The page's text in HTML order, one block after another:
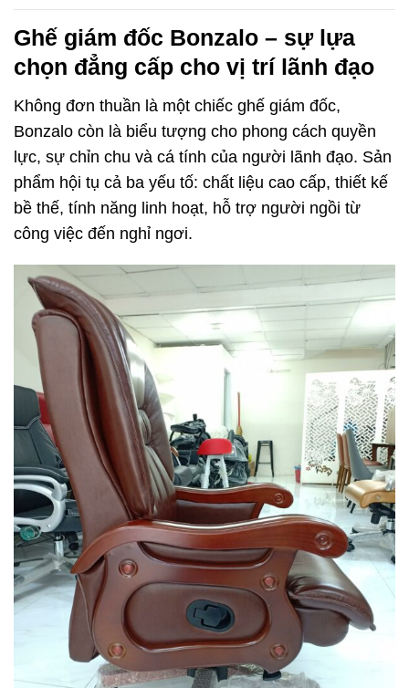
Ghế giám đốc Bonzalo – sự lựa
chọn đẳng cấp cho vị trí lãnh đạo
Không đơn thuần là một chiếc ghế giám đốc,
Bonzalo còn là biểu tượng cho phong cách quyền
lực, sự chỉn chu và cá tính của người lãnh đạo. Sản
phẩm hội tụ cả ba yếu tố: chất liệu cao cấp, thiết kế
bề thế, tính năng linh hoạt, hỗ trợ người ngồi từ
công việc đến nghỉ ngơi.